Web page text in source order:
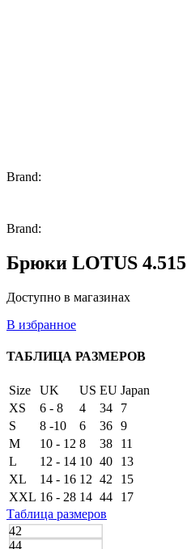
Brand:
Brand:
Брюки LOTUS 4.515
Доступно в магазинах
В избранное
ТАБЛИЦА РАЗМЕРОВ
Size UK US EU Japan
XS
6 - 8 4 34
7
S
8 -10 6 36 9
M
10 - 12 8 38
11
L
12 - 14 10 40
13
XL
14 - 16 12 42
15
XXL 16 - 28 14 44
17
Таблица размеров
42
44